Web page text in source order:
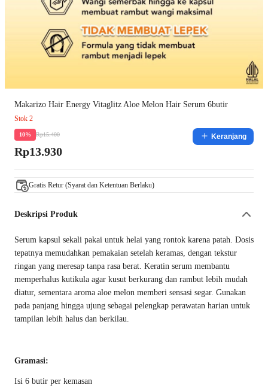
Makarizo Hair Energy Vitaglitz Aloe Melon Hair Serum 6butir
Stok 2
10% Rp15.400
Rp13.930
Keranjang
Gratis Retur (Syarat dan Ketentuan Berlaku)
Deskripsi Produk
Serum kapsul sekali pakai untuk helai yang rontok karena patah. Dosis
tepatnya memudahkan pemakaian setelah keramas, dengan tekstur
ringan yang meresap tanpa rasa berat. Keratin serum membantu
memperhalus kutikula agar kusut berkurang dan rambut lebih mudah
diatur, sementara aroma aloe melon memberi sensasi segar. Gunakan
pada panjang hingga ujung sebagai pelengkap perawatan harian untuk
tampilan lebih halus dan berkilau.
Gramasi:
Isi 6 butir per kemasan